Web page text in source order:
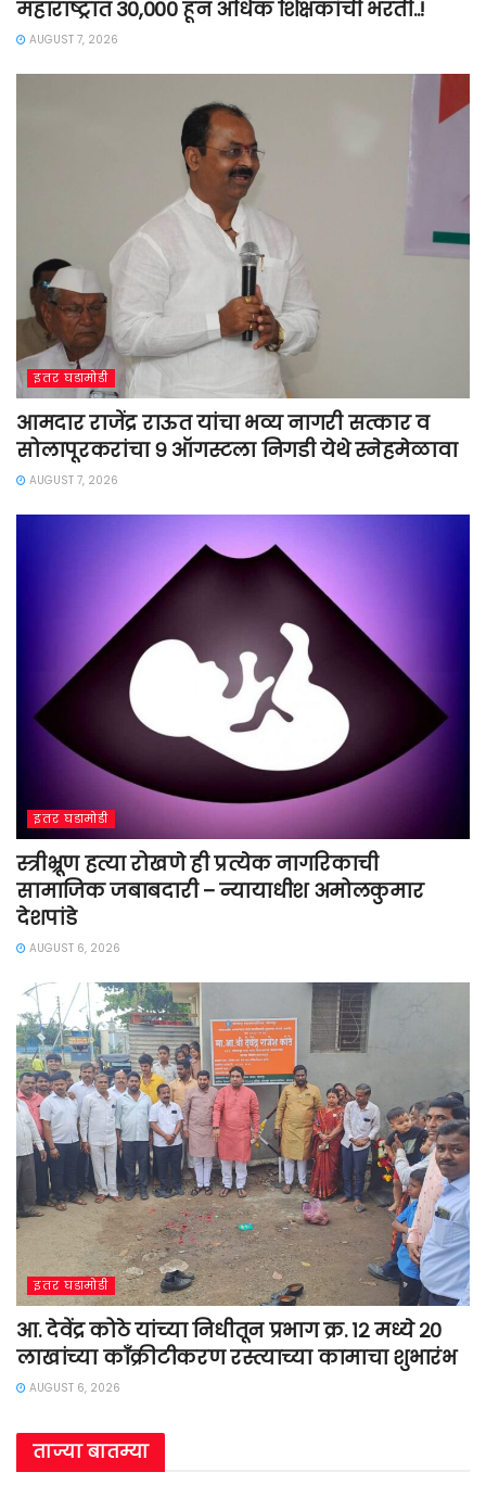
महाराष्ट्रात 30,000 हून अधिक शिक्षकांची भरती..!
AUGUST 7, 2026
इतर घडामोडी
आमदार राजेंद्र राऊत यांचा भव्य नागरी सत्कार व
सोलापूरकरांचा ९ ऑगस्टला निगडी येथे स्नेहमेळावा
AUGUST 7, 2026
इतर घडामोडी
स्त्रीभ्रूण हत्या रोखणे ही प्रत्येक नागरिकाची
सामाजिक जबाबदारी – न्यायाधीश अमोलकुमार
देशपांडे
AUGUST 6, 2026
इतर घडामोडी
आ. देवेंद्र कोठे यांच्या निधीतून प्रभाग क्र. १२ मध्ये २०
लाखांच्या काँक्रीटीकरण रस्त्याच्या कामाचा शुभारंभ
AUGUST 6, 2026
ताज्या बातम्या